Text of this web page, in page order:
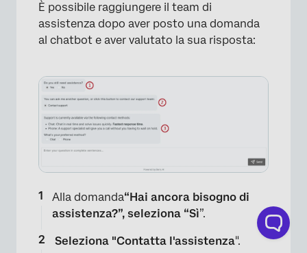
È possibile raggiungere il team di
assistenza dopo aver posto una domanda
al chatbot e aver valutato la sua risposta:
Alla domanda“Hai ancora bisogno di
assistenza?”, seleziona “Sì”.
Seleziona "Contatta l'assistenza".